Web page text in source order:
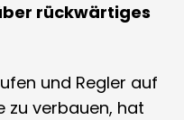
rückwärtiges
und Regler auf
zu verbauen, hat